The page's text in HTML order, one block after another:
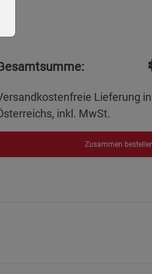
Lieferung
inkl. MwSt.
Zusammen
Gruppe